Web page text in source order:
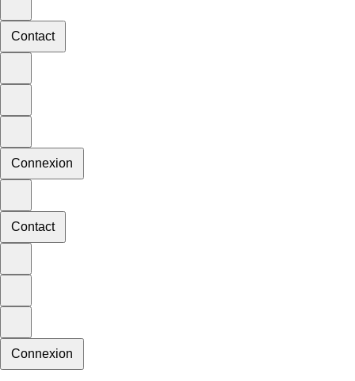
Contact
Connexion
Contact
Connexion